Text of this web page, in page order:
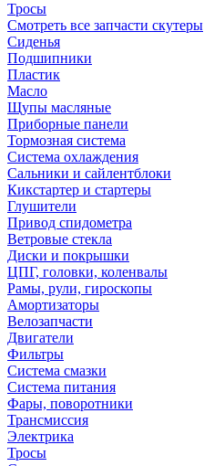
Тросы
Смотреть все запчасти скутеры
Сиденья
Подшипники
Пластик
Масло
Щупы масляные
Приборные панели
Тормозная система
Система охлаждения
Сальники и сайлентблоки
Кикстартер и стартеры
Глушители
Привод спидометра
Ветровые стекла
Диски и покрышки
ЦПГ, головки, коленвалы
Рамы, рули, гироскопы
Амортизаторы
Велозапчасти
Двигатели
Фильтры
Система смазки
Система питания
Фары, поворотники
Трансмиссия
Электрика
Тросы